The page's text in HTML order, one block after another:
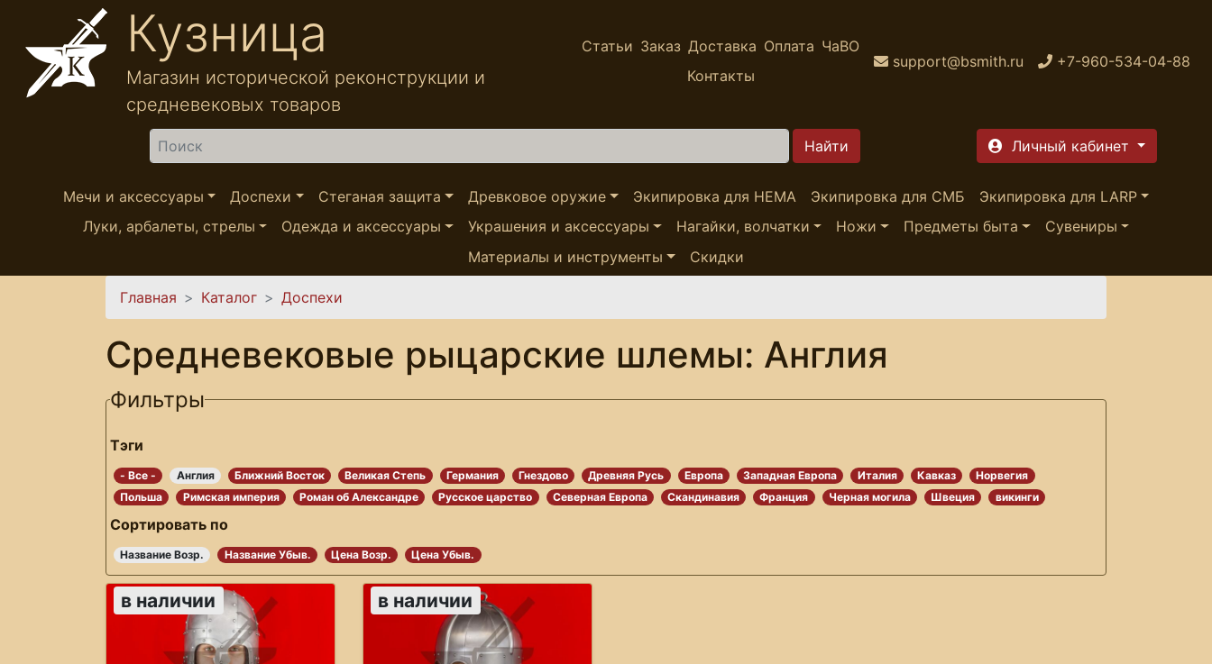
Перейти к основному содержанию
Кузница
Магазин исторической реконструкции и
средневековых товаров
Статьи Заказ Доставка Оплата ЧаВО
Контакты
support@bsmith.ru +7-960-534-04-88
Найти Личный кабинет
Мечи и аксессуары Доспехи Стеганая защита Древковое оружие Экипировка для HEMA Экипировка для СМБ
Экипировка для LARP
Луки, арбалеты, стрелы
Одежда и аксессуары Украшения и аксессуары Нагайки, волчатки Ножи Предметы быта
Сувениры
Материалы и инструменты
Скидки
Вы здесь
Главная Каталог Доспехи
Средневековые рыцарские шлемы: Англия
Фильтры
Тэги
- Все - Англия Ближний Восток Великая Степь Германия Гнездово Древняя Русь Европа Западная Европа Италия Кавказ
Норвегия
Польша
Римская империя Роман об Александре Русское царство Северная Европа Скандинавия Франция Черная могила Швеция викинги
Сортировать по
Название Возр. Название Убыв. Цена Возр. Цена Убыв.
в наличии в наличии